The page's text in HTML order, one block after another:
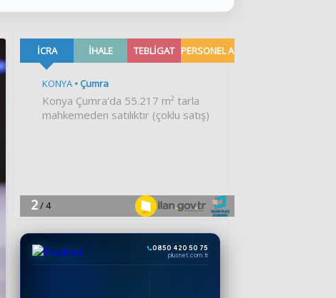
0850 420 50 75
plusnet.com.tr